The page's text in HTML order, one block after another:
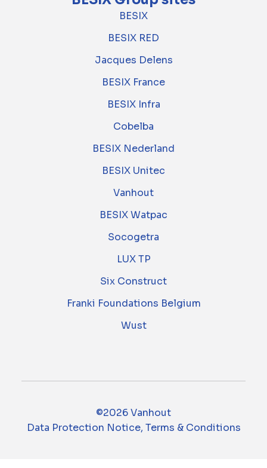
BESIX
BESIX RED
Jacques Delens
BESIX France
BESIX Infra
Cobelba
BESIX Nederland
BESIX Unitec
Vanhout
BESIX Watpac
Socogetra
LUX TP
Six Construct
Franki Foundations Belgium
Wust
©2026 Vanhout
Data Protection Notice, Terms & Conditions